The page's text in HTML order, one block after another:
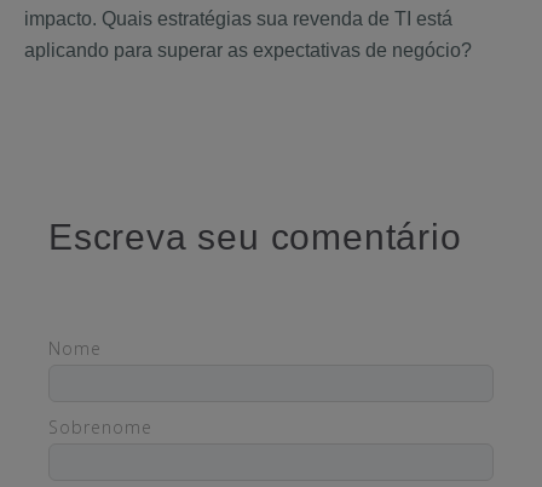
impacto. Quais estratégias sua revenda de TI está
aplicando para superar as expectativas de negócio?
Escreva seu comentário
Nome
Sobrenome